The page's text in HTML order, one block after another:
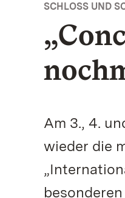
SCHLOSS UND
Am 3., 4.
wieder die